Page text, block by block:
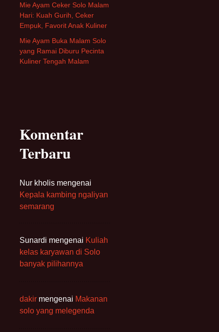
Mie Ayam Ceker Solo Malam
Hari: Kuah Gurih, Ceker
Empuk, Favorit Anak Kuliner
Mie Ayam Buka Malam Solo
yang Ramai Diburu Pecinta
Kuliner Tengah Malam
Komentar
Terbaru
Nur kholis mengenai
Kepala kambing ngaliyan
semarang
Sunardi mengenai Kuliah
kelas karyawan di Solo
banyak pilihannya
dakir mengenai Makanan
solo yang melegenda